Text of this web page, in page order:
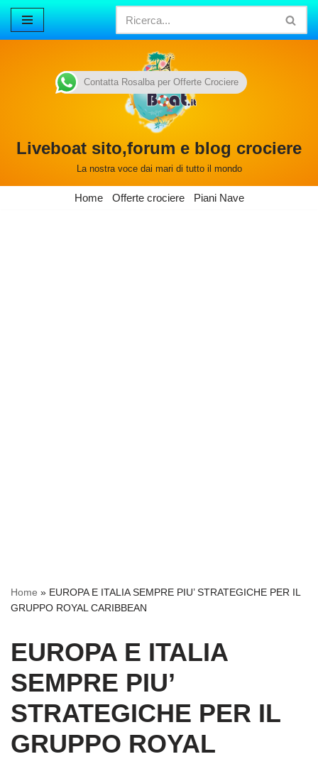
Vai
Liveboat sito,forum e blog crociere
La nostra voce dai mari di tutto il mondo
Home Offerte crociere Piani Nave
Home » EUROPA E ITALIA SEMPRE PIU’ STRATEGICHE PER IL
GRUPPO ROYAL CARIBBEAN
EUROPA E ITALIA
SEMPRE PIU’
STRATEGICHE PER IL
GRUPPO ROYAL
Contatta Rosalba per Offerte Crociere